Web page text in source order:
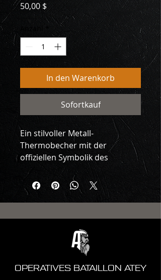
50,00 $
Anzahl
In den Warenkorb
Sofortkauf
Ein stilvoller Metall-
Thermobecher mit der
offiziellen Symbolik des
Einsatzbataillons ATEY. Perfekt
für Kaffee, Tee und die „5
Minuten Ruhe“ im Feld, die es
eigentlich nie gibt 😄
Praktisches Design, robuster
Körper und ein
minimalistischer taktischer Stil
für alle, die eine moderne
ukrainische Kampfeinheit
OPERATIVES BATAILLON ATEY